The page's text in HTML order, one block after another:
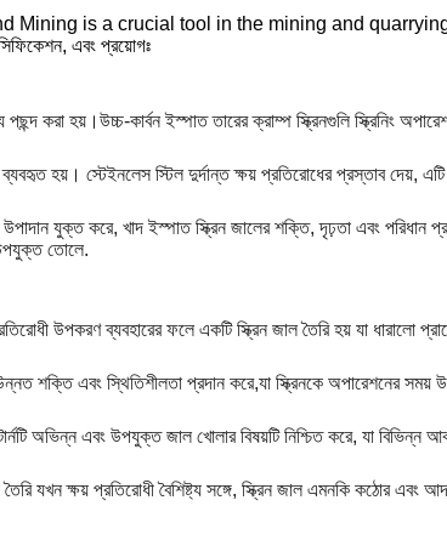
is a crucial tool in the mining and quarrying
এবং প্রয়োগঃ
করা হয়।উচ্চ-কার্বন ইস্পাত তারের ক্রাম্প স্ক্রিনগুলি স্ক্রিনিং
হয়। স্টেইনলেস স্টিল দুর্দান্ত ক্ষয় প্রতিরোধের প্রস্তাব দেয়, এটি
উপাদান যুক্ত করে, খাদ ইস্পাত স্ক্রিন জালের শক্তি, দৃঢ়তা এবং পরিধান
তোলে.
উপকরণ ব্যবহারের ফলে একটি স্ক্রিন জাল তৈরি হয় যা ধারালো
শক্তি এবং স্থিতিশীলতা প্রদান করে,যা স্ক্রিনকে অপারেশনের সময়
অভিন্ন এবং উপযুক্ত জাল খোলার বিষয়টি নিশ্চিত করে, যা বিভিন্ন
যখন ক্ষয় প্রতিরোধী বৈশিষ্ট্য সঙ্গে, স্ক্রিন জাল এমনকি কঠোর এবং